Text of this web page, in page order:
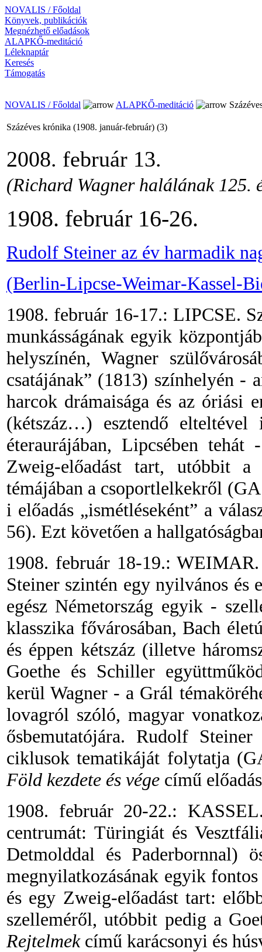
NOVALIS / Főoldal
Könyvek, publikációk
Megnézhető előadások
ALAPKŐ-meditáció
Léleknaptár
Keresés
Támogatás
NOVALIS / Főoldal ALAPKŐ-meditáció
Százéves krónika (1908. január-február) (3)
2008. február 13.
(Richard Wagner halálának 125.
1908. február 16-26.
Rudolf Steiner az év harmadik
(Berlin-Lipcse-Weimar-Kassel-
1908. február 16-17.: LIPCSE.
munkásságának egyik
helyszínén, Wagner
csatájának” (1813) színhelyén -
harcok drámaisága és az óriási
(kétszáz…) esztendő
éteraurájában, Lipcsében tehát -
Zweig-előadást tart, utóbbit
témájában a csoportlelkekről
i előadás „ismétléseként” a
56). Ezt követően a
1908. február 18-19.:
Steiner szintén egy nyilvános
egész Németország egyik -
klasszika fővárosában, Bach
és éppen kétszáz (illetve
Goethe és Schiller
kerül Wagner - a Grál
lovagról szóló, magyar
ősbemutatójára. Rudolf
ciklusok tematikáját folytatja
Föld kezdete és vége című
1908. február 20-22.:
centrumát: Türingiát és
Detmolddal és Paderbornnal)
megnyilatkozásának egyik
és egy Zweig-előadást tart:
szelleméről, utóbbit pedig a
Rejtelmekcímű karácsonyi és